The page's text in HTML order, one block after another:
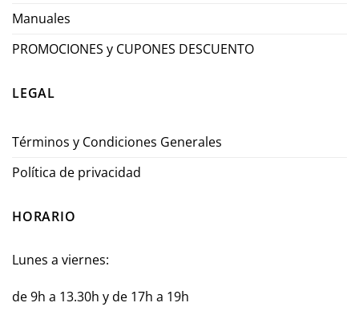
Manuales
PROMOCIONES y CUPONES DESCUENTO
LEGAL
Términos y Condiciones Generales
Política de privacidad
HORARIO
Lunes a viernes:
de 9h a 13.30h y de 17h a 19h